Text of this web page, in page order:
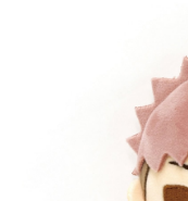
じゅじゅフェス
薬屋のひとりごと
名探偵コナン